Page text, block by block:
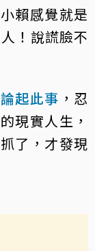
賴感覺就是
！說謊臉不
起此事 ，忍
現實人生，
了，才發現